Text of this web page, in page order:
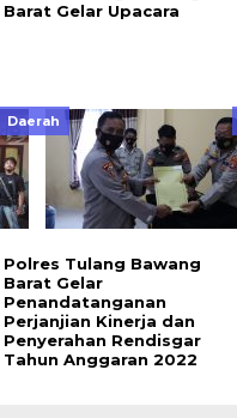
Barat Gelar Upacara
Daerah
Polres Tulang Bawang
Barat Gelar
Penandatanganan
Perjanjian Kinerja dan
Penyerahan Rendisgar
Tahun Anggaran 2022